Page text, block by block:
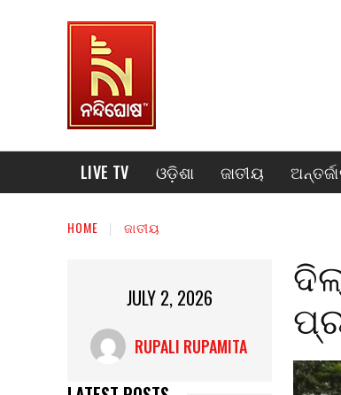
LIVE TV ଓଡ଼ିଶା ଜାତୀୟ
HOME ଜାତୀୟ
JULY 2, 2026
RUPALI RUPAMITA